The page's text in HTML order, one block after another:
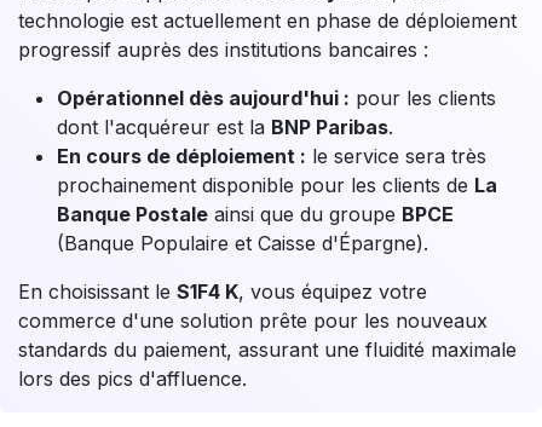
Le "Sans Contact Plus" révolutionne le passage en
caisse : il permet de régler des montants supérieurs à
transaction par la saisie du code PIN sur l'écran. Cette
innovation apporte la rapidité du sans contact tout en
garantissant une sécurité optimale.
Cette limite de 50€ concerneuniquement
les paiements par carte bancaire
physique. Les paiements via smartphone
(Apple Pay, Google Pay, Samsung Pay) ou
montres connectées ne sont pas
concernés par ce plafond, car ils intègrent